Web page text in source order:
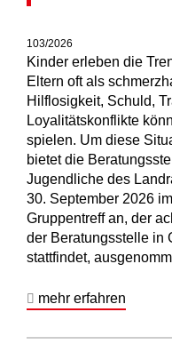
103/2026
Kinder erleben die
Eltern oft als
Hilflosigkeit, Schuld,
Loyalitätskonflikte
spielen. Um diese
bietet die
Jugendliche des
30. September 2026
Gruppentreff an, der
der Beratungsstelle in
stattfindet,
mehr erfahren